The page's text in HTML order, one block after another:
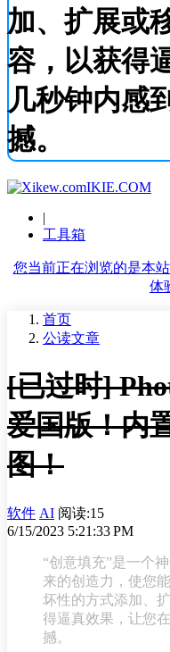
加、扩展或
容，以获得
几秒钟内感
撼。
IKIE.COM
|
工具箱
您当前正在浏览的是本
体
首页
公读文章
[已过时]
爱国版！内
图！
软件 AI 阅读:15
6/15/2023 5:21:33 PM
“创意填充”是一个
来的创造力，使您
坏性的方式添加、
得逼真效果，让您
撼。